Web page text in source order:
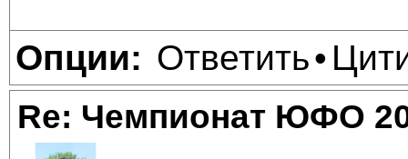
Опции: Ответить•
Re: Чемпионат ЮФО